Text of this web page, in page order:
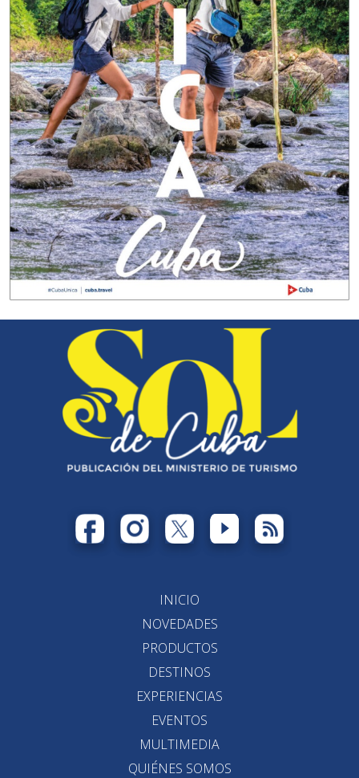
INICIO
NOVEDADES
PRODUCTOS
DESTINOS
EXPERIENCIAS
EVENTOS
MULTIMEDIA
QUIÉNES SOMOS